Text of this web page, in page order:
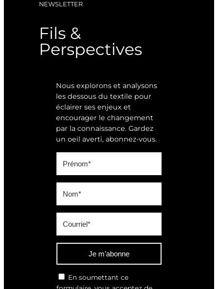
NEWSLETTER
Fils &
Perspectives
Nous explorons et analysons
les dessous du textile pour
éclairer ses enjeux et
encourager le changement
par la connaissance. Gardez
un oeil averti, abonnez-vous.
Je m’abonne
En soumettant ce